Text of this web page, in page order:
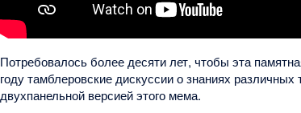
Потребовалось более десяти лет, чтобы эта
году тамблеровские дискуссии о знаниях
двухпанельной версией этого мема.